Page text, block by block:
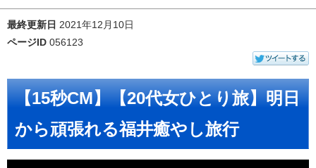
最終更新日 2021年12月10日
ページID 056123
【15秒CM】【20代女ひとり旅】明日
から頑張れる福井癒やし旅行